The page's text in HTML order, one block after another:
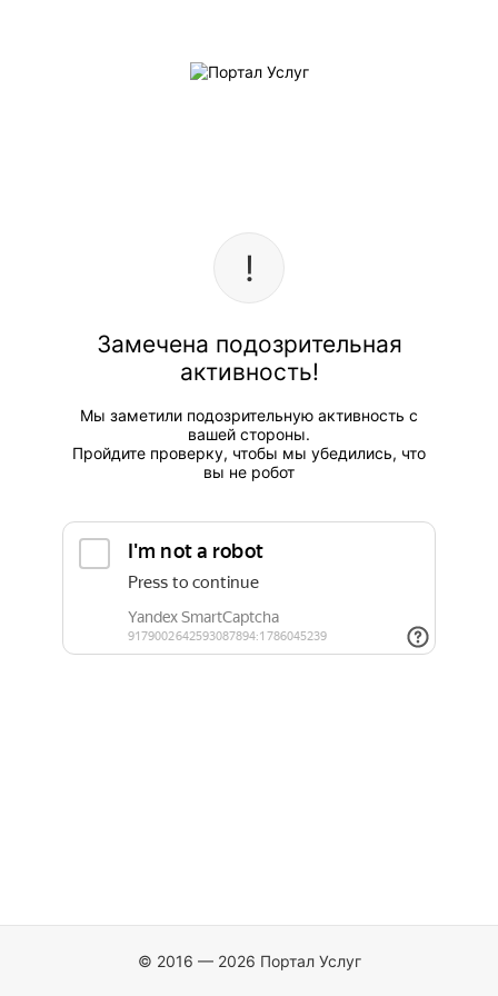
Замечена подозрительная
активность!
Мы заметили подозрительную активность с
вашей стороны.
Пройдите проверку, чтобы мы убедились, что
вы не робот
© 2016 — 2026 Портал Услуг